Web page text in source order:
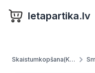
letapartika.lv
Skaistumkopšana(Kosmētika) un higēna